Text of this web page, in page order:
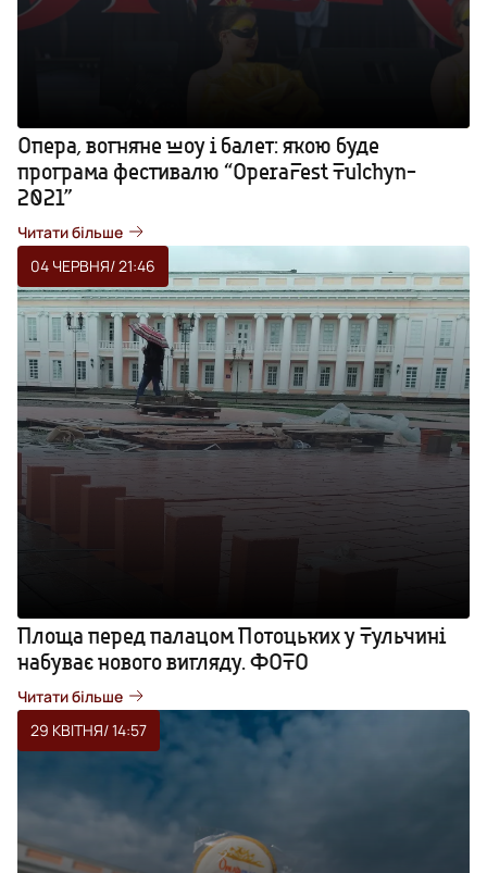
Опера, вогняне шоу і балет: якою буде
програма фестивалю “OperaFest Tulchyn-
2021”
Читати більше
04 ЧЕРВНЯ/ 21:46
Площа перед палацом Потоцьких у Тульчині
набуває нового вигляду. ФОТО
Читати більше
29 КВІТНЯ/ 14:57